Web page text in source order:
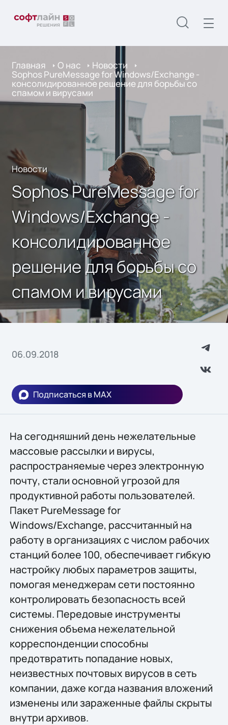
Главная О нас Новости
Sophos PureMessage for Windows/Exchange -
консолидированное решение для борьбы со
спамом и вирусами
Новости
Sophos PureMessage for
Windows/Exchange -
консолидированное
решение для борьбы со
спамом и вирусами
06.09.2018
Подписаться в MAX
На сегодняшний день нежелательные
массовые рассылки и вирусы,
распространяемые через электронную
почту, стали основной угрозой для
продуктивной работы пользователей.
Пакет PureMessage for
Windows/Exchange, рассчитанный на
работу в организациях с числом рабочих
станций более 100, обеспечивает гибкую
настройку любых параметров защиты,
помогая менеджерам сети постоянно
контролировать безопасность всей
системы. Передовые инструменты
снижения объема нежелательной
корреспонденции способны
предотвратить попадание новых,
неизвестных почтовых вирусов в сеть
компании, даже когда названия вложений
изменены или зараженные файлы скрыты
внутри архивов.